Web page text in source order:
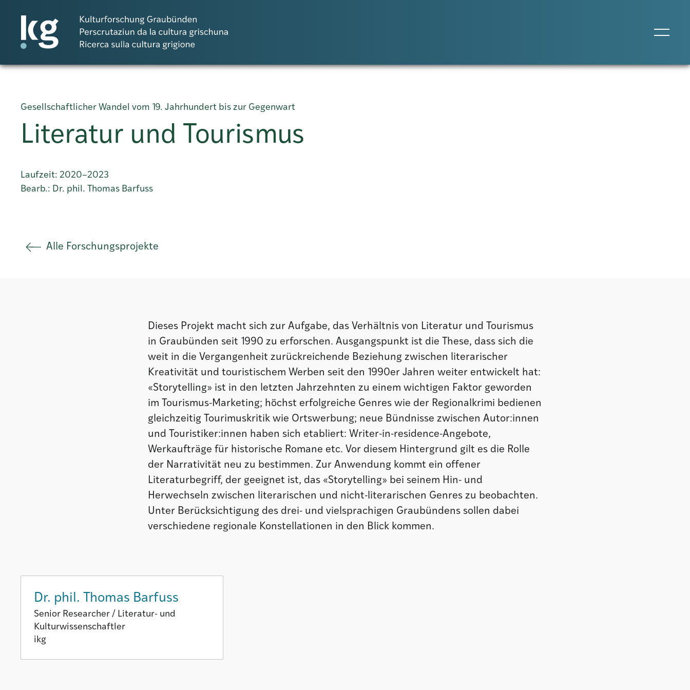
Persone
Gesellschaftlicher Wandel vom 19. Jahrhundert bis zur Gegenwart
Literatur und Tourismus
Laufzeit: 2020–2023
Bearb.: Dr. phil. Thomas Barfuss
Alle Forschungsprojekte
Dieses Projekt macht sich zur Aufgabe, das Verhältnis von Literatur und Tourismus
in Graubünden seit 1990 zu erforschen. Ausgangspunkt ist die These, dass sich die
weit in die Vergangenheit zurückreichende Beziehung zwischen literarischer
Kreativität und touristischem Werben seit den 1990er Jahren weiter entwickelt hat:
«Storytelling» ist in den letzten Jahrzehnten zu einem wichtigen Faktor geworden
im Tourismus-Marketing; höchst erfolgreiche Genres wie der Regionalkrimi bedienen
gleichzeitig Tourimuskritik wie Ortswerbung; neue Bündnisse zwischen Autor:innen
und Touristiker:innen haben sich etabliert: Writer-in-residence-Angebote,
Werkaufträge für historische Romane etc. Vor diesem Hintergrund gilt es die Rolle
der Narrativität neu zu bestimmen. Zur Anwendung kommt ein offener
Literaturbegriff, der geeignet ist, das «Storytelling» bei seinem Hin- und
Herwechseln zwischen literarischen und nicht-literarischen Genres zu beobachten.
Unter Berücksichtigung des drei- und vielsprachigen Graubündens sollen dabei
verschiedene regionale Konstellationen in den Blick kommen.
Dr. phil. Thomas Barfuss
Senior Researcher / Literatur- und
Kulturwissenschaftler
ikg